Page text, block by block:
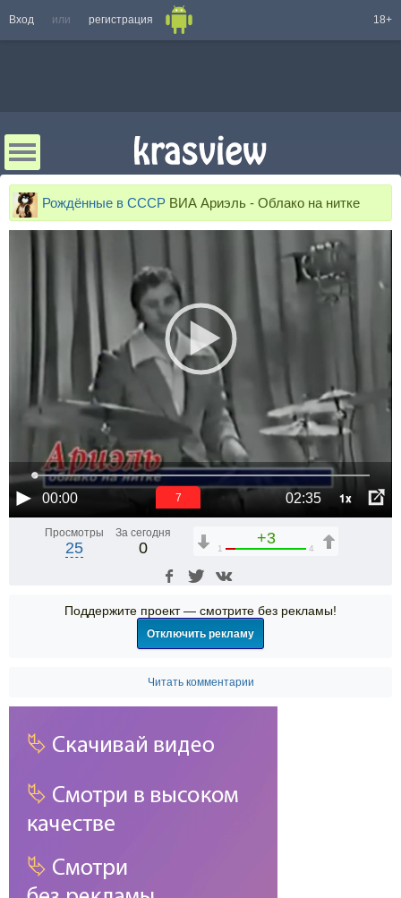
Вход или регистрация 18+
Рождённые в СССР ВИА Ариэль - Облако на нитке
00:00 02:35 1x
6
Просмотры
25
За сегодня
0
+3
1 4
Поддержите проект — смотрите без рекламы!
Отключить рекламу
Читать комментарии